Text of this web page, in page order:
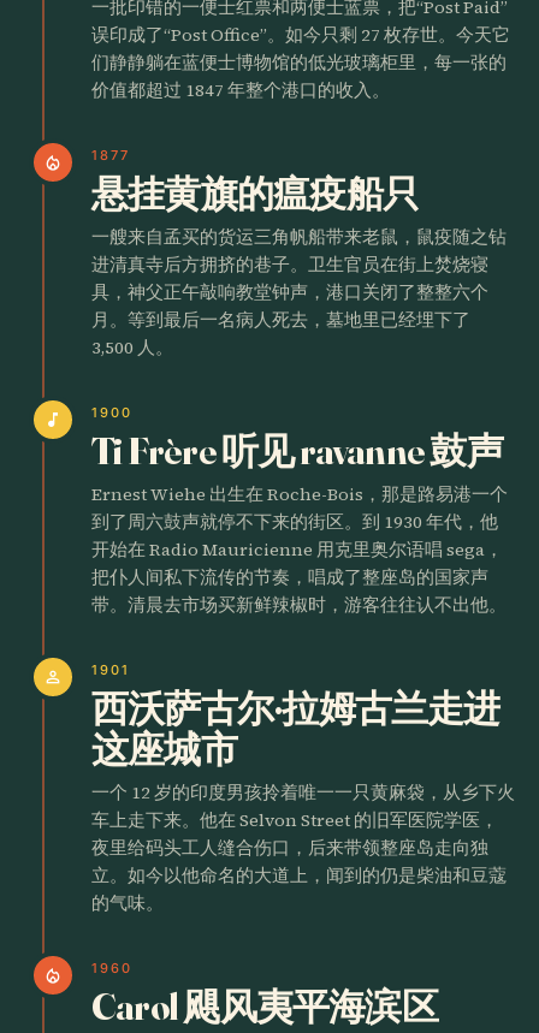
一批印错的一便士红票和两便士蓝票，把“Post Paid”
误印成了“Post Office”。如今只剩 27 枚存世。今天它
们静静躺在蓝便士博物馆的低光玻璃柜里，每一张的
价值都超过 1847 年整个港口的收入。
local_fire_department 1877
悬挂黄旗的瘟疫船只
一艘来自孟买的货运三角帆船带来老鼠，鼠疫随之钻
进清真寺后方拥挤的巷子。卫生官员在街上焚烧寝
具，神父正午敲响教堂钟声，港口关闭了整整六个
月。等到最后一名病人死去，墓地里已经埋下了
3,500 人。
music_note 1900
Ti Frère 听见 ravanne 鼓声
Ernest Wiehe 出生在 Roche-Bois，那是路易港一个
到了周六鼓声就停不下来的街区。到 1930 年代，他
开始在 Radio Mauricienne 用克里奥尔语唱 sega，
把仆人间私下流传的节奏，唱成了整座岛的国家声
带。清晨去市场买新鲜辣椒时，游客往往认不出他。
person 1901
西沃萨古尔·拉姆古兰走进
这座城市
一个 12 岁的印度男孩拎着唯一一只黄麻袋，从乡下火
车上走下来。他在 Selvon Street 的旧军医院学医，
夜里给码头工人缝合伤口，后来带领整座岛走向独
立。如今以他命名的大道上，闻到的仍是柴油和豆蔻
的气味。
local_fire_department 1960
Carol 飓风夷平海滨区